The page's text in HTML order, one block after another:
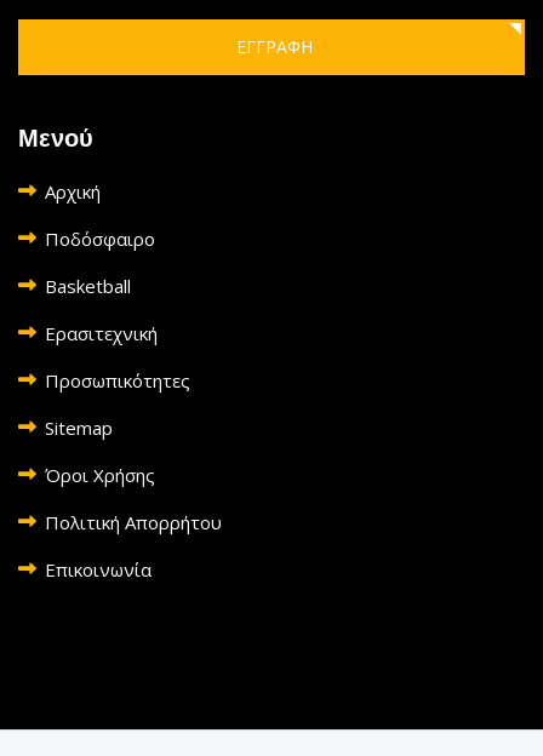
ΕΓΓΡΑΦΗ
Μενού
Αρχική
Ποδόσφαιρο
Basketball
Ερασιτεχνική
Προσωπικότητες
Sitemap
Όροι Χρήσης
Πολιτική Απορρήτου
Επικοινωνία